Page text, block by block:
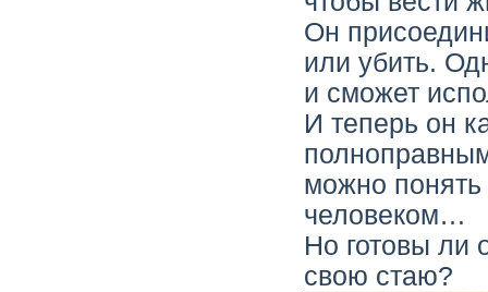
Он
или убить.
и сможет
И теперь он
можно понять
человеком…
Но готовы ли
свою стаю?